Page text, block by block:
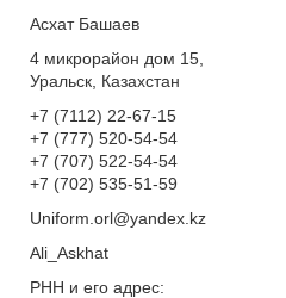
Асхат Башаев
4 микрорайон дом 15,
Уральск, Казахстан
+7 (7112) 22-67-15
+7 (777) 520-54-54
+7 (707) 522-54-54
+7 (702) 535-51-59
Uniform.orl@yandex.kz
Ali_Askhat
РНН и его адрес: